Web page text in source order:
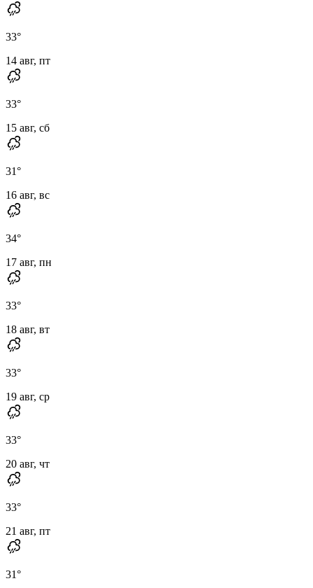
33°
14 авг, пт
33°
15 авг, сб
31°
16 авг, вс
34°
17 авг, пн
33°
18 авг, вт
33°
19 авг, ср
33°
20 авг, чт
33°
21 авг, пт
31°